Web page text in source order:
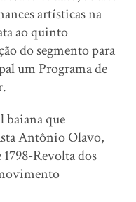
artísticas na
ao quinto
do segmento para
um Programa de
baiana que
Antônio Olavo,
Revolta dos